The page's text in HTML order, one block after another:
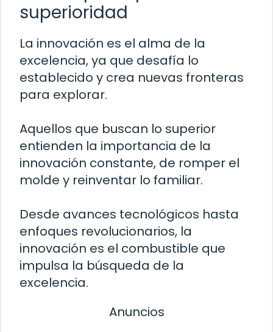
superioridad
La innovación es el alma de la
excelencia, ya que desafía lo
establecido y crea nuevas fronteras
para explorar.
Aquellos que buscan lo superior
entienden la importancia de la
innovación constante, de romper el
molde y reinventar lo familiar.
Desde avances tecnológicos hasta
enfoques revolucionarios, la
innovación es el combustible que
impulsa la búsqueda de la
excelencia.
Anuncios